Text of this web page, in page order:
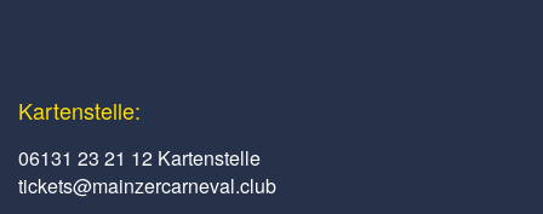
Kartenstelle:
06131 23 21 12 Kartenstelle
tickets@mainzercarneval.club